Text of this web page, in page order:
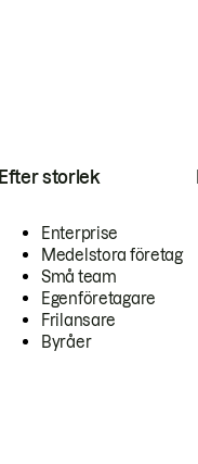
Efter storlek
Enterprise
Medelstora företag
Små team
Egenföretagare
Frilansare
Byråer